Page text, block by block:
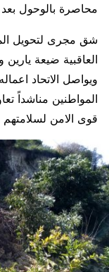
محاصرة بالوحول بعد
شق مجرى لتحويل
العاقبية ضيعة
ويواصل الاتحاد
المواطنين مناشداً
قوى الامن لسلامتهم